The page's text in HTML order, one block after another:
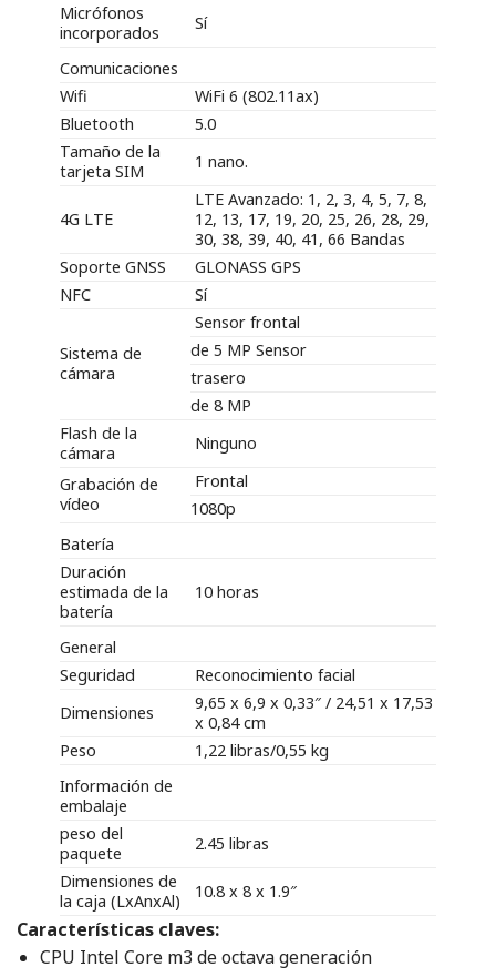
Micrófonos
incorporados
Sí
Comunicaciones
Wifi
WiFi 6 (802.11ax)
Bluetooth
5.0
Tamaño de la
tarjeta SIM
1 nano.
4G LTE
LTE Avanzado: 1, 2, 3, 4, 5, 7, 8,
12, 13, 17, 19, 20, 25, 26, 28, 29,
30, 38, 39, 40, 41, 66 Bandas
Soporte GNSS
GLONASS GPS
NFC
Sí
Sistema de
cámara
Sensor frontal
de 5 MP Sensor
trasero
de 8 MP
Flash de la
cámara
Ninguno
Grabación de
vídeo
Frontal
1080p
Batería
Duración
estimada de la
batería
10 horas
General
Seguridad
Reconocimiento facial
Dimensiones
9,65 x 6,9 x 0,33″ / 24,51 x 17,53
x 0,84 cm
Peso
1,22 libras/0,55 kg
Información de
embalaje
peso del
paquete
2.45 libras
Dimensiones de
la caja (LxAnxAl)
10.8 x 8 x 1.9″
Características claves:
CPU Intel Core m3 de octava generación